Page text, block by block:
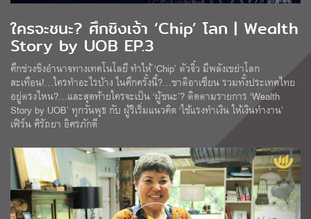
ใครจะชนะ? ศึกชิงเจ้า ‘Chip’ โลก | Wealth
Story by UOB EP.3
ศึกช่วงชิงอำนาจทางเทคโนโลยี ทำให้ ‘Chip’ ตัวจิ๋ว มีพลังเขย่าโลก
สะเทือน!…ใครทำอะไรบ้าง ในศึกครั้งนี้?…ชาติอาเซียน รวมทั้งประเทศไทย
อยู่ตรงไหน?…และสุดท้ายใครจะเป็น ‘ผู้ชนะ’? ติดตามรายการ ‘Wealth
Story by UOB’ ทุกวันพุธ กับ ผู้ริเริ่มแนวคิด ‘ใช้แรงทำเงิน ให้เงินทำงาน’
เฟิร์น ศิรัถยา อิศรภักดี